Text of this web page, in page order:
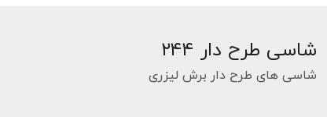
شاسی طرح دار ۲۴۴
شاسی های طرح دار برش لیزری